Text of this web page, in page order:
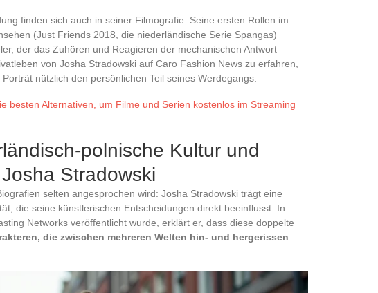
finden sich auch in seiner Filmografie: Seine ersten Rollen im
(Just Friends 2018, die niederländische Serie Spangas)
der das Zuhören und Reagieren der mechanischen Antwort
von Josha Stradowski auf Caro Fashion News zu erfahren,
nützlich den persönlichen Teil seines Werdegangs.
besten Alternativen, um Filme und Serien kostenlos im Streaming
polnische Kultur und
Stradowski
selten angesprochen wird: Josha Stradowski trägt eine
die seine künstlerischen Entscheidungen direkt beeinflusst. In
Networks veröffentlicht wurde, erklärt er, dass diese doppelte
die zwischen mehreren Welten hin- und hergerissen